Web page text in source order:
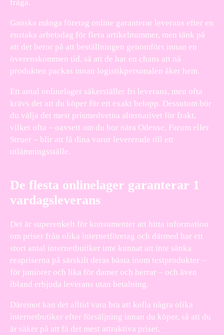
fråga.
Ganska många företag online garanterar leverans efter en
enstaka arbetsdag för flera artikelnummer, men tänk på
att det beror på att beställningen genomförs innan en
överenskommen tid, så att de har en chans att nå
produkten packas innan logistikpersonalen åker hem.
Ett antal onlinelager säkerställer fri leverans, men ofta
krävs det att du köper för ett exakt belopp. Dessutom bör
du välja det mest prismedvetna alternativet för frakt,
vilket ofta – oavsett om du bor nära Odense, Farum eller
Struer – blir att få dina varor levererade till ett
utlämningsställe.
De flesta onlinelager garanterar 1
vardagsleverans
Det är superenkelt för konsumenter att hitta information
om priser från olika internetföretag och därmed har ett
stort antal internetbutiker inte kunnat att inte sänka
reapriserna på särskilt deras bästa inom testprodukter –
för juniorer och lika för damer och herrar – och även
ibland erbjuda leverans utan betalning.
Däremot kan det alltid vara bra att kolla några olika
internetbutiker efter försäljning innan du köper, så att du
är säker på att få det mest attraktiva priset.